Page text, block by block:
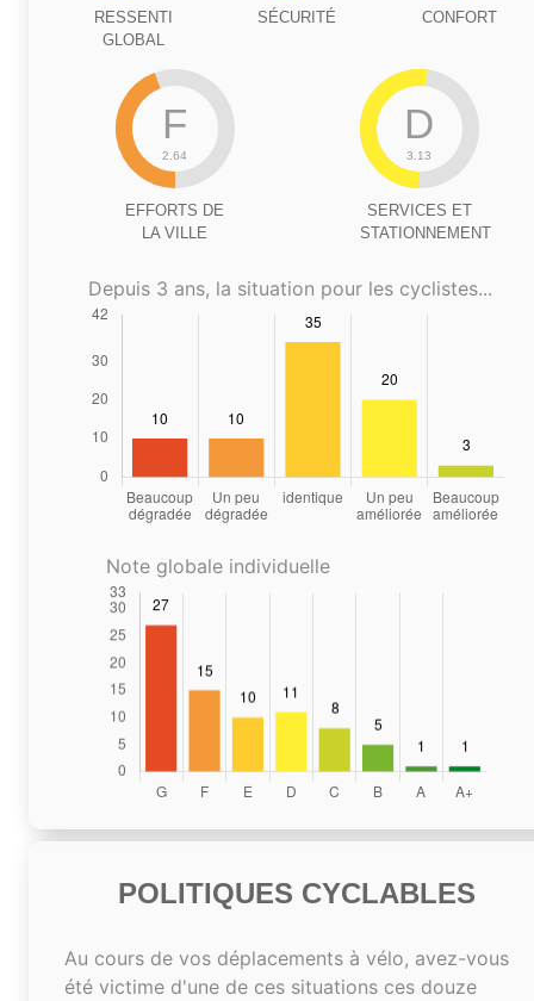
RESSENTI
GLOBAL
SÉCURITÉ CONFORT
F
2.64
EFFORTS DE
LA VILLE
D
3.13
SERVICES ET
STATIONNEMENT
Depuis 3 ans, la situation pour les cyclistes...
Note globale individuelle
POLITIQUES CYCLABLES
Au cours de vos déplacements à vélo, avez-vous
été victime d'une de ces situations ces douze